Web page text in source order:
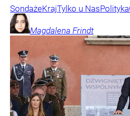
SondażeKrajTylko u NasPolityka
Magdalena Frindt